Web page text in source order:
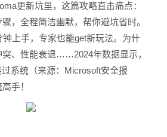
更新坑里，这篇攻略直击痛点：
，全程简洁幽默，帮你避坑省时。
钟上手，专家也能get新玩法。为什
、性能衰退……2024年数据显示，
系统（来源：Microsoft安全报
手！